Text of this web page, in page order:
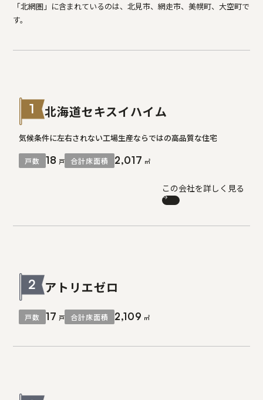
「北網圏」に含まれているのは、北見市、網走市、美幌町、大空町で
す。
1 北海道セキスイハイム
気候条件に左右されない工場生産ならではの高品質な住宅
戸数 18 戸 合計床面積 2,017 ㎡
この会社を詳しく見る
2 アトリエゼロ
戸数 17 戸 合計床面積 2,109 ㎡